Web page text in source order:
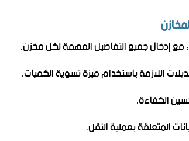
مع إدخال جميع التفاصيل المهمة لكل مخزن.
اللازمة باستخدام ميزة تسوية الكميات.
الكفاءة.
المتعلقة بعملية النقل.